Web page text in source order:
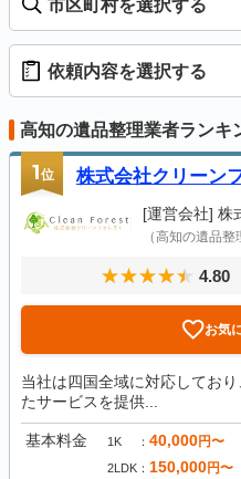
市区町村を選択する
依頼内容を選択する
高知の遺品整理業者ランキ
1位 株式会社クリーン
[運営会社] 株
（高知の遺品整
4.80
お気
当社は四国全域に対応してお
たサービスを提供...
基本料金 1K 40,000円〜
2LDK 150,000円〜